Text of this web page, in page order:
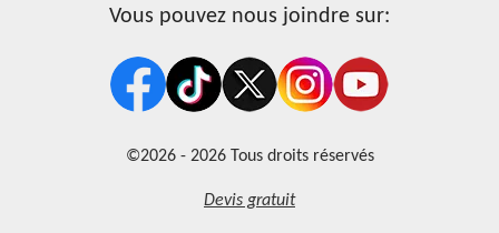
Vous pouvez nous joindre sur:
©2026 - 2026 Tous droits réservés
Devis gratuit